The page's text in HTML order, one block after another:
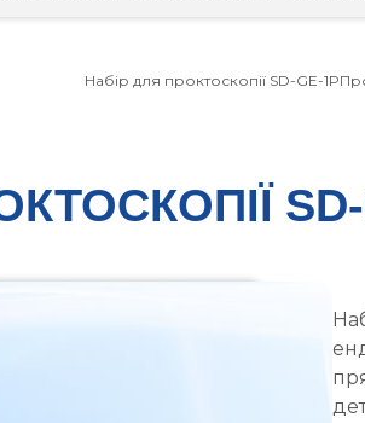
Набір для проктоскопії SD-GE-1P
SD-